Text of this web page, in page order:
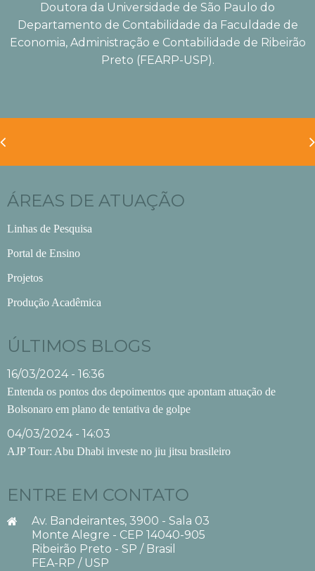
Doutora da Universidade de São Paulo do
Departamento de Contabilidade da Faculdade de
Economia, Administração e Contabilidade de Ribeirão
Preto (FEARP-USP).
ÁREAS DE ATUAÇÃO
Linhas de Pesquisa
Portal de Ensino
Projetos
Produção Acadêmica
ÚLTIMOS BLOGS
16/03/2024 - 16:36
Entenda os pontos dos depoimentos que apontam atuação de
Bolsonaro em plano de tentativa de golpe
04/03/2024 - 14:03
AJP Tour: Abu Dhabi investe no jiu jitsu brasileiro
ENTRE EM CONTATO
Av. Bandeirantes, 3900 - Sala 03
Monte Alegre - CEP 14040-905
Ribeirão Preto - SP / Brasil
FEA-RP / USP